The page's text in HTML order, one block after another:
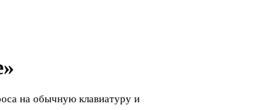
на обычную клавиатуру и